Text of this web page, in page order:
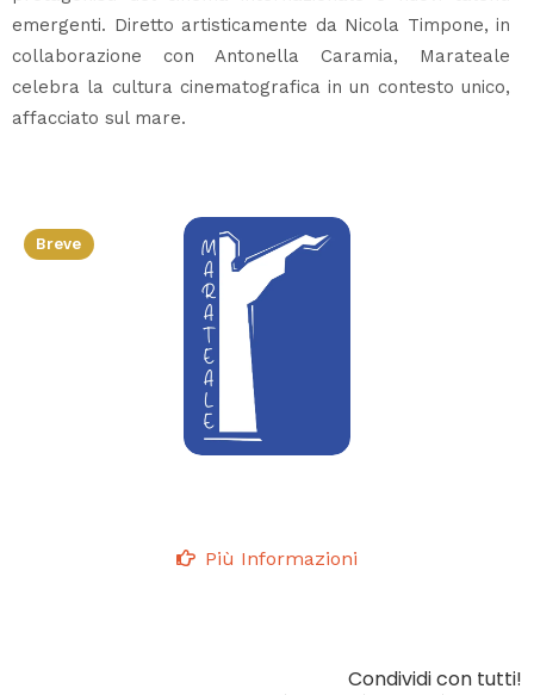
emergenti. Diretto artisticamente da Nicola Timpone, in
collaborazione con Antonella Caramia, Marateale
celebra la cultura cinematografica in un contesto unico,
affacciato sul mare.
Breve
Più Informazioni
Condividi con tutti!